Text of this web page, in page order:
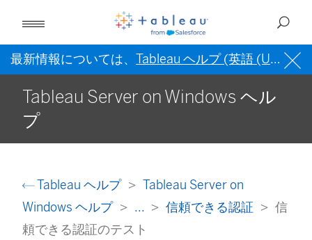
最新情報については、 Tableau ヘルプ (英語 (US)) を
Tableau Server on Windows ヘル
プ
Tableau ヘルプ
Tableau Server on
Windows ヘルプ
... 信頼できる認証
信
頼できる認証のテスト